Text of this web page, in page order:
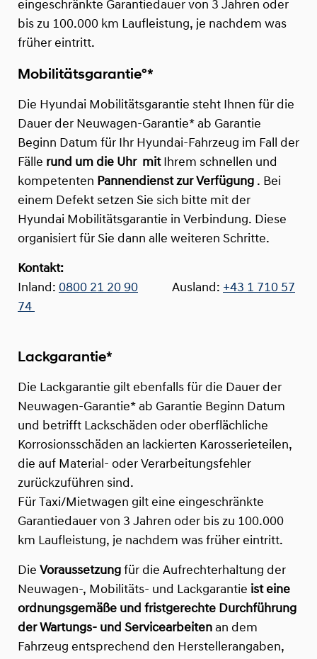
eingeschränkte Garantiedauer von 3 Jahren oder
bis zu 100.000 km Laufleistung, je nachdem was
früher eintritt.
Mobilitätsgarantie°*
Die Hyundai Mobilitätsgarantie steht Ihnen für die
Dauer der Neuwagen-Garantie* ab Garantie
Beginn Datum für Ihr Hyundai-Fahrzeug im Fall der
Fälle rund um die Uhr mitIhrem schnellen und
kompetenten Pannendienst zur Verfügung . Bei
einem Defekt setzen Sie sich bitte mit der
Hyundai Mobilitätsgarantie in Verbindung. Diese
organisiert für Sie dann alle weiteren Schritte.
Kontakt:
Inland: 0800 21 20 90 Ausland: +43 1 710 57
74
Lackgarantie*
Die Lackgarantie gilt ebenfalls für die Dauer der
Neuwagen-Garantie* ab Garantie Beginn Datum
und betrifft Lackschäden oder oberflächliche
Korrosionsschäden an lackierten Karosserieteilen,
die auf Material- oder Verarbeitungsfehler
zurückzuführen sind.
Für Taxi/Mietwagen gilt eine eingeschränkte
Garantiedauer von 3 Jahren oder bis zu 100.000
km Laufleistung, je nachdem was früher eintritt.
Die Voraussetzung für die Aufrechterhaltung der
Neuwagen-, Mobilitäts- und Lackgarantie ist eine
ordnungsgemäße und fristgerechte Durchführung
der Wartungs- und Servicearbeiten an dem
Fahrzeug entsprechend den Herstellerangaben,